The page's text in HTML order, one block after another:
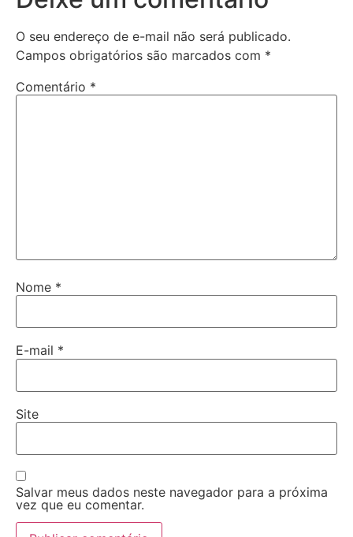
O seu endereço de e-mail não será publicado.
Campos obrigatórios são marcados com *
Comentário *
Nome *
E-mail *
Site
Salvar meus dados neste navegador para a próxima
vez que eu comentar.